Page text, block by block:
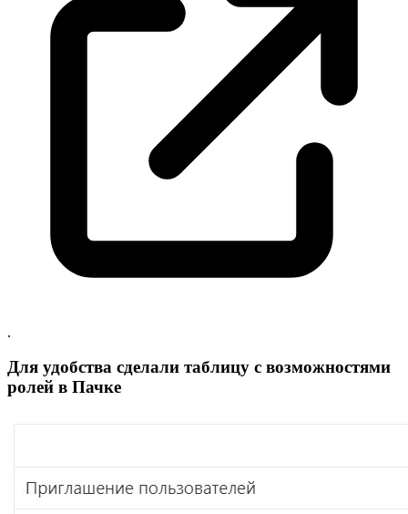
.
Для удобства сделали таблицу с возможностями
ролей в Пачке